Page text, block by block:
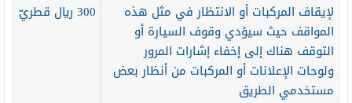
لإيقاف المركبات أو الانتظار في مثل هذه
المواقف حيث سيؤدي وقوف السيارة أو
التوقف هناك إلى إخفاء إشارات المرور
ولوحات الإعلانات أو المركبات من أنظار بعض
مستخدمي الطريق
300 ريال قطريّ